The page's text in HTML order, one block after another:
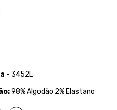
- 3452L
98% Algodão 2% Elastano